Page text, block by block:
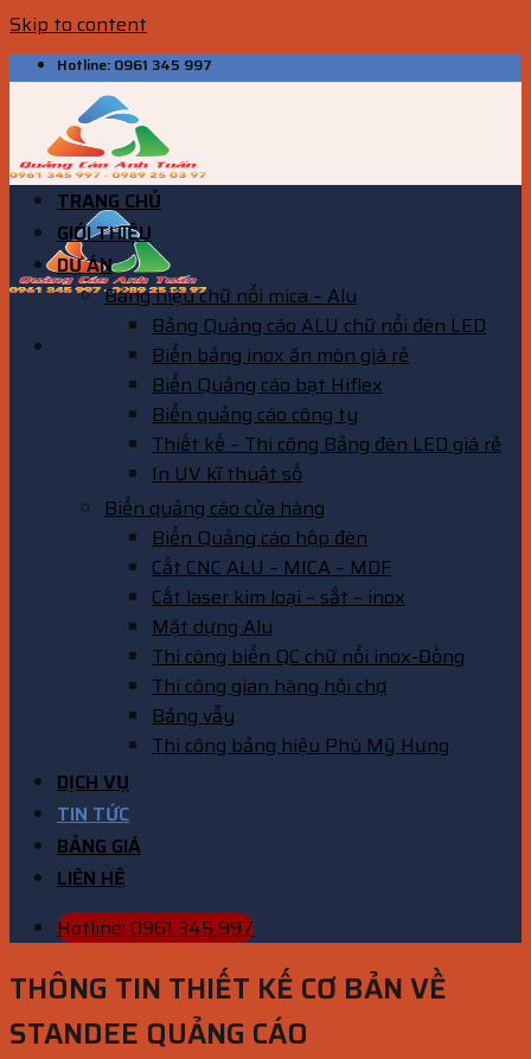
Skip to content
Hotline: 0961 345 997
TRANG CHỦ
GIỚI THIỆU
DỰ ÁN
Bảng hiệu chữ nổi mica – Alu
Bảng Quảng cáo ALU chữ nổi đèn LED
Biển bảng inox ăn mòn giá rẻ
Biển Quảng cáo bạt Hiflex
Biển quảng cáo công ty
Thiết kế – Thi công Bảng đèn LED giá rẻ
In UV kĩ thuật số
Biển quảng cáo cửa hàng
Biển Quảng cáo hộp đèn
Cắt CNC ALU – MICA – MDF
Cắt laser kim loại – sắt – inox
Mặt dựng Alu
Thi công biển QC chữ nổi inox-Đồng
Thi công gian hàng hội chợ
Bảng vẫy
Thi công bảng hiệu Phú Mỹ Hưng
DỊCH VỤ
TIN TỨC
BẢNG GIÁ
LIÊN HỆ
Hotline: 0961 345 997
THÔNG TIN THIẾT KẾ CƠ BẢN VỀ
STANDEE QUẢNG CÁO